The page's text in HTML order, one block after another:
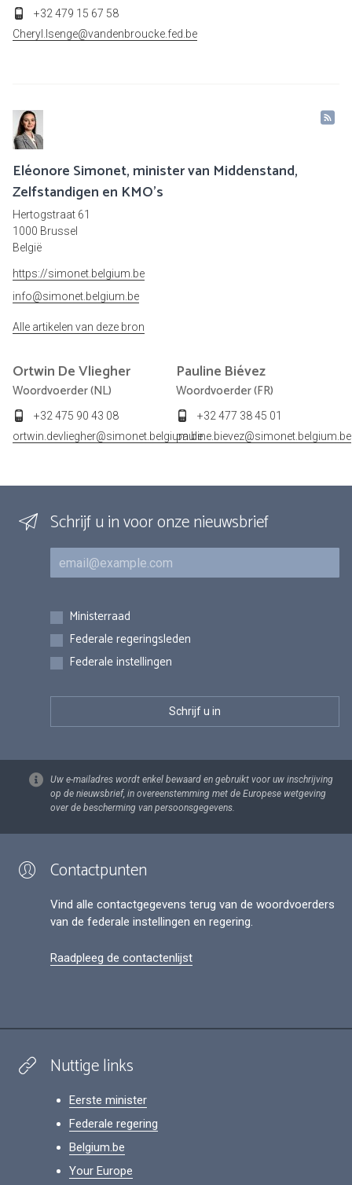
+32 479 15 67 58
Cheryl.Isenge@vandenbroucke.fed.be
Eléonore Simonet, minister van Middenstand,
Zelfstandigen en KMO’s
Hertogstraat 61
1000 Brussel
België
https://simonet.belgium.be
info@simonet.belgium.be
Alle artikelen van deze bron
Ortwin De Vliegher
Woordvoerder (NL)
+32 475 90 43 08
ortwin.devliegher@simonet.belgium.be
Pauline Biévez
Woordvoerder (FR)
+32 477 38 45 01
pauline.bievez@simonet.belgium.be
Schrijf u in voor onze nieuwsbrief
E-mail
Inschrijvingen
Ministerraad
Federale regeringsleden
Federale instellingen
Uw e-mailadres wordt enkel bewaard en gebruikt voor uw inschrijving
op de nieuwsbrief, in overeenstemming met de Europese wetgeving
over de bescherming van persoonsgegevens.
Contactpunten
Vind alle contactgegevens terug van de woordvoerders
van de federale instellingen en regering.
Raadpleeg de contactenlijst
Nuttige links
Eerste minister
Federale regering
Belgium.be
Your Europe